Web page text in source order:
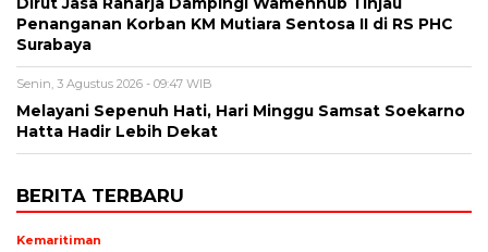
Penanganan Korban KM Mutiara Sentosa II di RS PHC
Surabaya
Senin, 3 Agustus 2026 - 09:47 WIB
Melayani Sepenuh Hati, Hari Minggu Samsat Soekarno
Hatta Hadir Lebih Dekat
BERITA TERBARU
Kemaritiman